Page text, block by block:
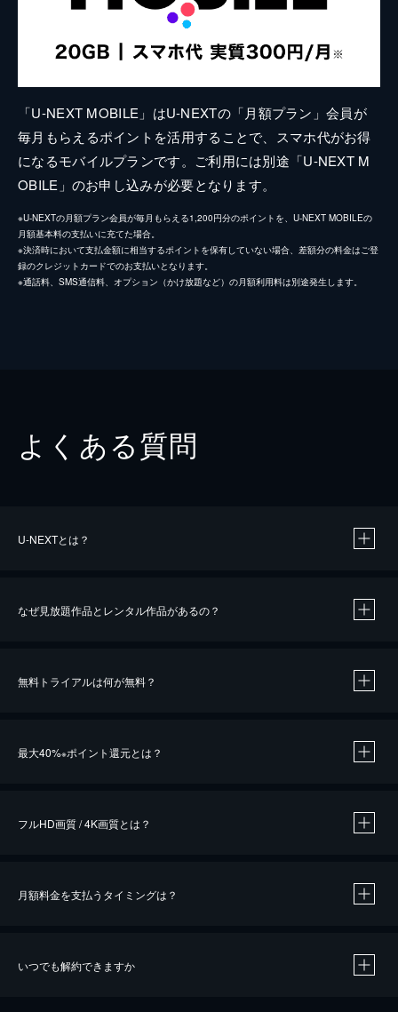
「U-NEXT MOBILE」はU-NEXTの「月額プラン」会員が
毎月もらえるポイントを活用することで、スマホ代がお得
になるモバイルプランです。ご利用には別途「U-NEXT M
OBILE」のお申し込みが必要となります。
※U-NEXTの月額プラン会員が毎月もらえる1,200円分のポイントを、U-NEXT MOBILEの
月額基本料の支払いに充てた場合。
※決済時において支払金額に相当するポイントを保有していない場合、差額分の料金はご登
録のクレジットカードでのお支払いとなります。
※通話料、SMS通信料、オプション（かけ放題など）の月額利用料は別途発生します。
よくある質問
U-NEXTとは？
なぜ見放題作品とレンタル作品があるの？
無料トライアルは何が無料？
最大40%※ポイント還元とは？
※40％ポイント還元の対象は、クレジットカード決済による作品の購入 / レンタルです。
フルHD画質 / 4K画質とは？
月額料金を支払うタイミングは？
いつでも解約できますか